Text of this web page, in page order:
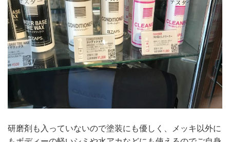
研磨剤も入っていないので塗装にも優しく、メッキ以外に